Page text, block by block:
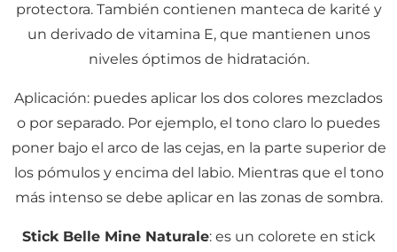
protectora. También contienen manteca de karité y
un derivado de vitamina E, que mantienen unos
niveles óptimos de hidratación.
Aplicación: puedes aplicar los dos colores mezclados
o por separado. Por ejemplo, el tono claro lo puedes
poner bajo el arco de las cejas, en la parte superior de
los pómulos y encima del labio. Mientras que el tono
más intenso se debe aplicar en las zonas de sombra.
Stick Belle Mine Naturale: es un colorete en stick